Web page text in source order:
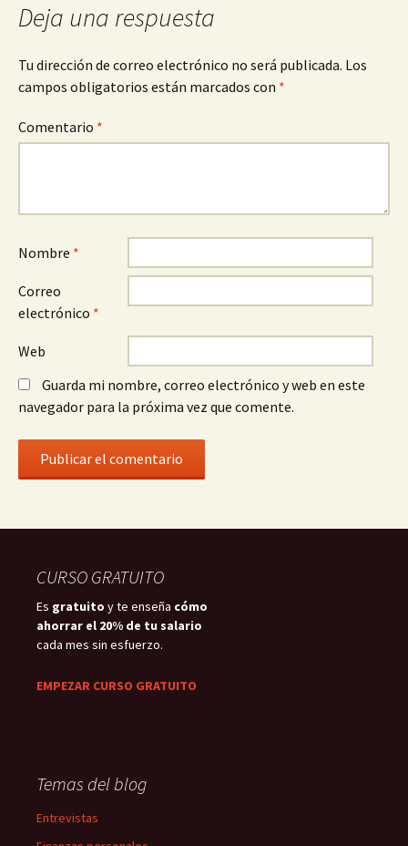
Deja una respuesta
Tu dirección de correo electrónico no será publicada. Los
campos obligatorios están marcados con *
Comentario *
Nombre *
Correo
electrónico *
Web
Guarda mi nombre, correo electrónico y web en este
navegador para la próxima vez que comente.
CURSO GRATUITO
Es gratuito y te enseña cómo
ahorrar el 20% de tu salario
cada mes sin esfuerzo.
EMPEZAR CURSO GRATUITO
Temas del blog
Entrevistas